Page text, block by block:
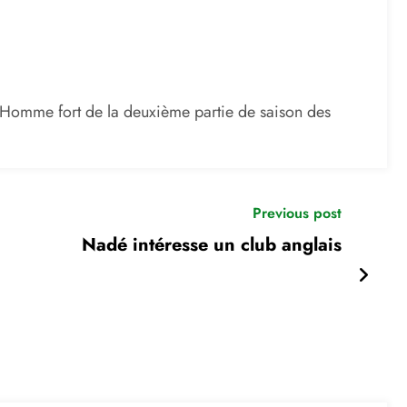
fort de la deuxième partie de saison des
Previous post
Nadé intéresse un club anglais